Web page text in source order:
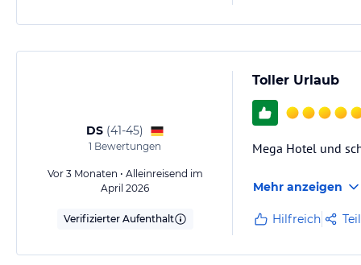
DS (41-45)
1 Bewertungen
Vor 3 Monaten • Alleinreisend im
April 2026
Verifizierter Aufenthalt
Toller Urlaub
Mega Hotel und
Mehr anzeigen
Hilfreich